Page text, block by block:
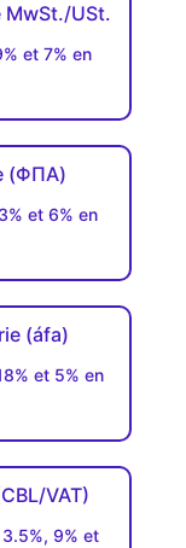
MwSt./USt.
et 7% en
(ΦΠΑ)
et 6% en
(áfa)
et 5% en
VAT)
9% et